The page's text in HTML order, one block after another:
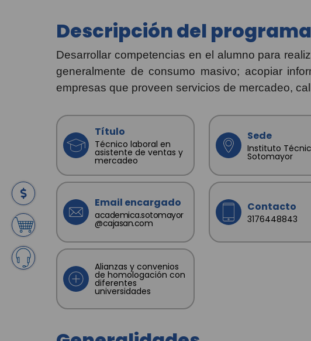
Descripción del programa
Desarrollar competencias en el alumno para
generalmente de consumo masivo; acopiar
empresas que proveen servicios de mercadeo,
Título
Técnico laboral en
asistente de ventas y
mercadeo
Sede
Instituto
Sotomayor
Email encargado
academica.sotomayor
@cajasan.com
Contacto
3176448843
Alianzas y convenios
de homologación con
diferentes
universidades